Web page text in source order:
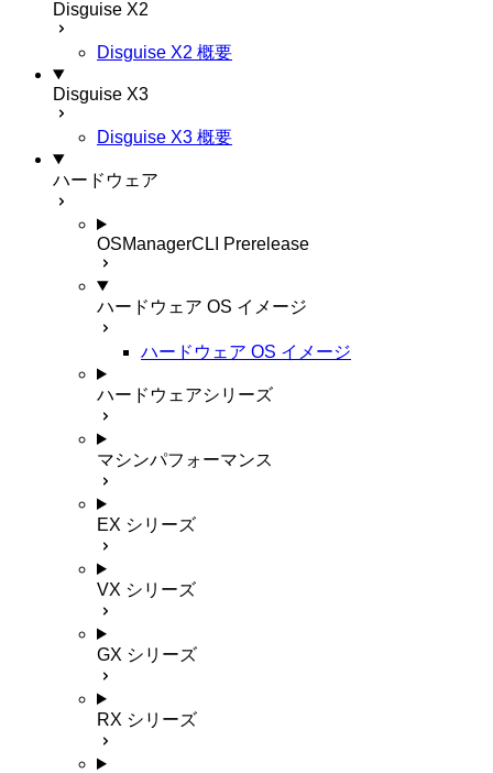
Disguise X2
Disguise X2 概要
Disguise X3
Disguise X3 概要
ハードウェア
OSManagerCLI Prerelease
ハードウェア OS イメージ
ハードウェア OS イメージ
ハードウェアシリーズ
マシンパフォーマンス
EX シリーズ
VX シリーズ
GX シリーズ
RX シリーズ